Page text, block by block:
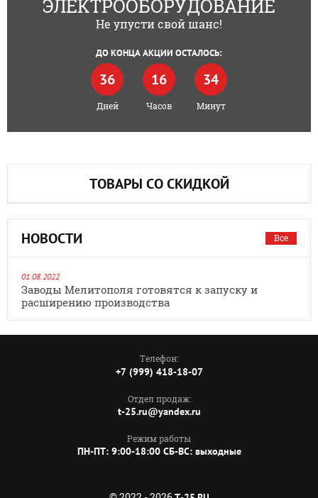
ЭЛЕКТРООБОРУДОВАНИЕ
Не упусти свой шанс!
ДО КОНЦА АКЦИИ ОСТАЛОСЬ:
36
Дней
16
Часов
34
Минут
ТОВАРЫ СО СКИДКОЙ
НОВОСТИ Все
01.08.2022
Заводы Мелитополя готовятся к запуску и
расширению производства
Телефон:
+7 (999) 418-18-07
Отдел продаж:
t-25.ru@yandex.ru
Режим работы
ПН-ПТ: 9:00-18:00 СБ-ВС: выходные